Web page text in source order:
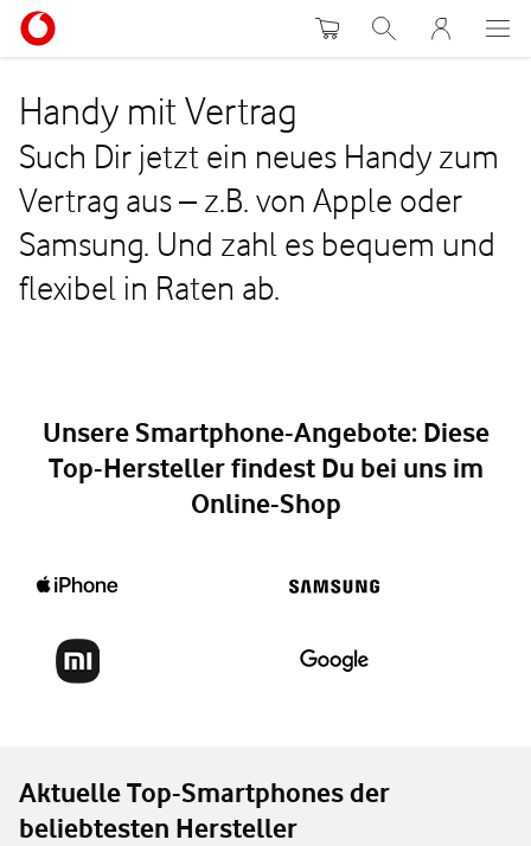
WarenkorbSuche MeinVodafone
Handy mit Vertrag
Such Dir jetzt ein neues Handy zum
Vertrag aus – z.B. von Apple oder
Samsung. Und zahl es bequem und
flexibel in Raten ab.
Unsere Smartphone-Angebote: Diese
Top-Hersteller findest Du bei uns im
Online-Shop
Aktuelle Top-Smartphones der
beliebtesten Hersteller